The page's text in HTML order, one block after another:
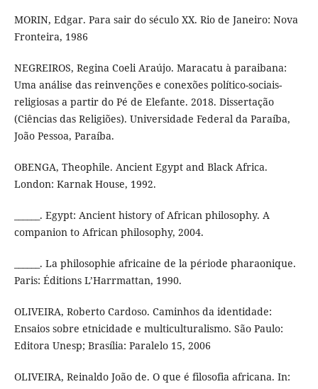
MORIN, Edgar. Para sair do século XX. Rio de Janeiro: Nova
Fronteira, 1986
NEGREIROS, Regina Coeli Araújo. Maracatu à paraibana:
Uma análise das reinvenções e conexões político-sociais-
religiosas a partir do Pé de Elefante. 2018. Dissertação
(Ciências das Religiões). Universidade Federal da Paraíba,
João Pessoa, Paraíba.
OBENGA, Theophile. Ancient Egypt and Black Africa.
London: Karnak House, 1992.
______. Egypt: Ancient history of African philosophy. A
companion to African philosophy, 2004.
______. La philosophie africaine de la période pharaonique.
Paris: Éditions L’Harrmattan, 1990.
OLIVEIRA, Roberto Cardoso. Caminhos da identidade:
Ensaios sobre etnicidade e multiculturalismo. São Paulo:
Editora Unesp; Brasília: Paralelo 15, 2006
OLIVEIRA, Reinaldo João de. O que é filosofia africana. In: